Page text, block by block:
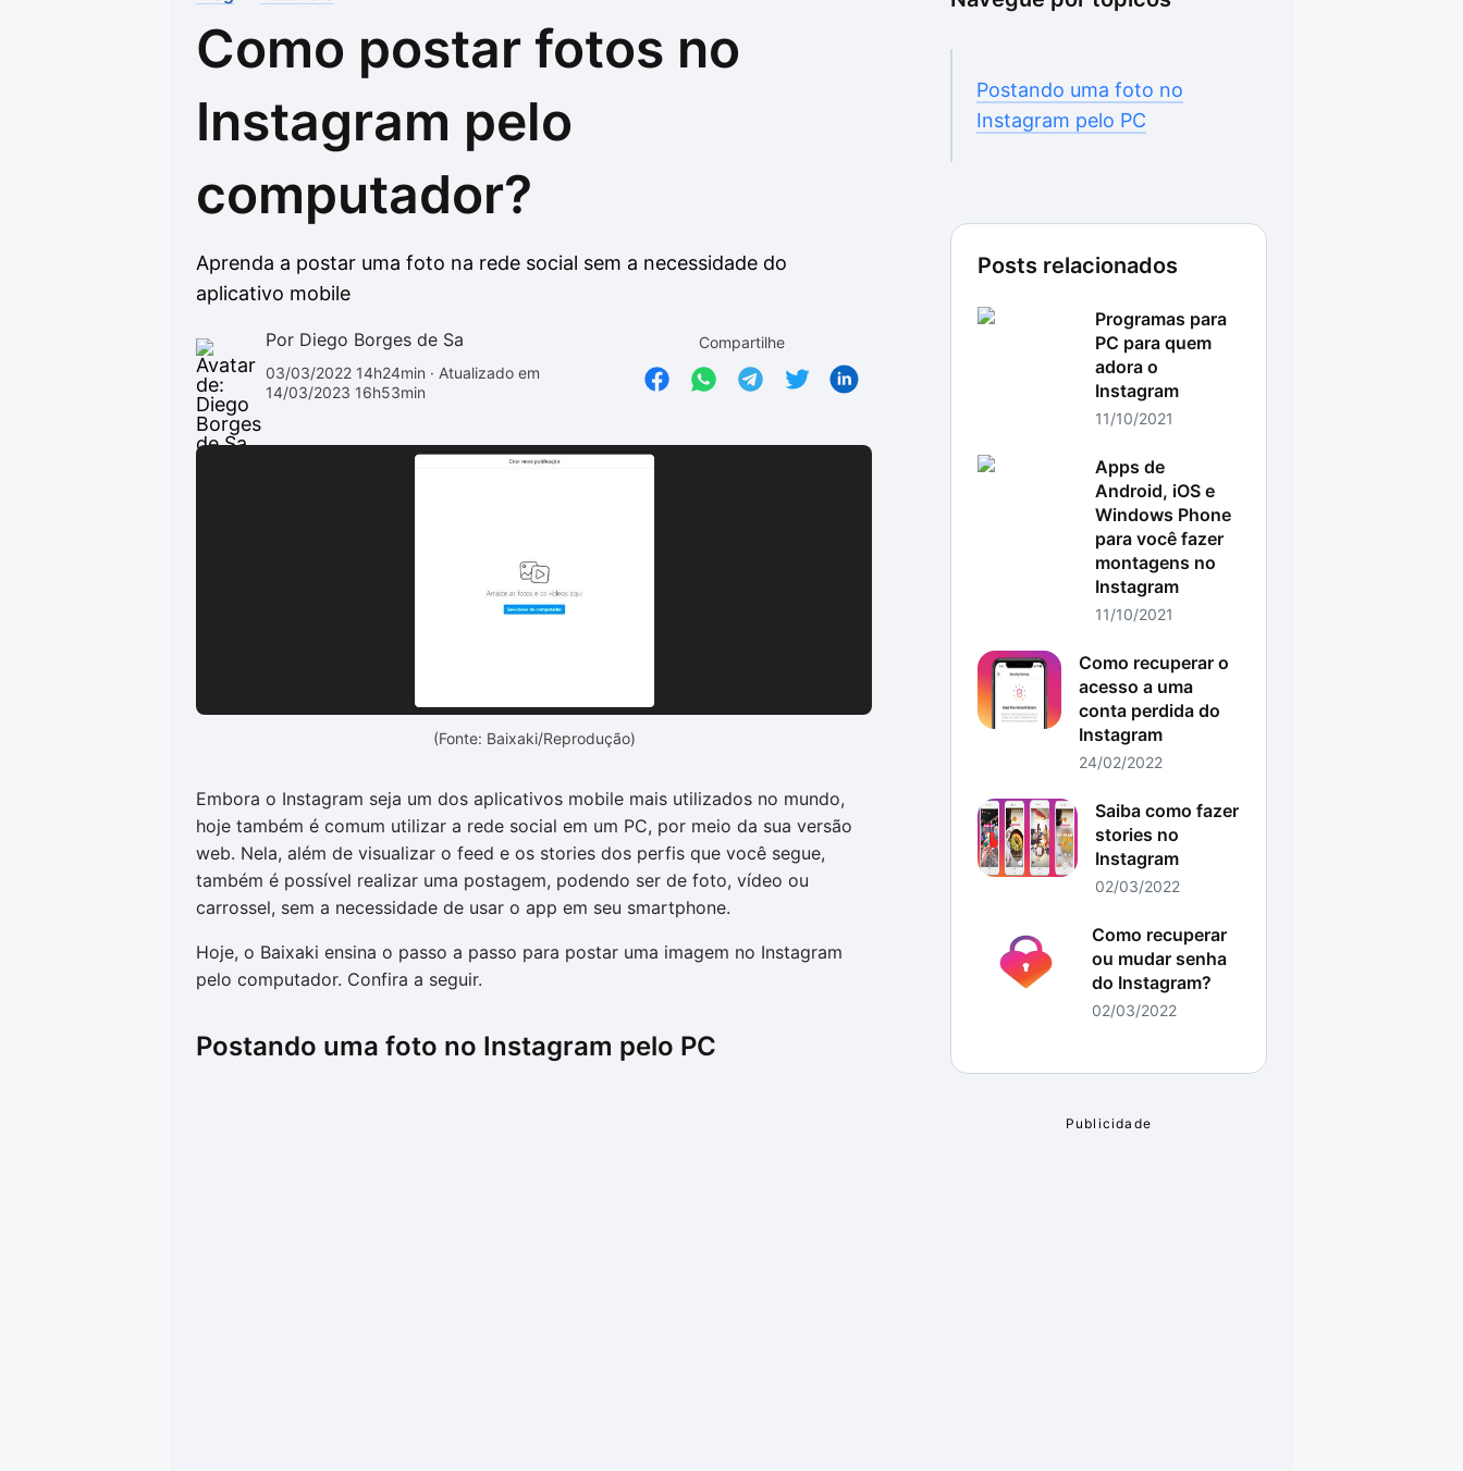
Drivers
Outros
Como postar fotos no
Instagram pelo
computador?
Aprenda a postar uma foto na rede social sem a necessidade do
aplicativo mobile
Por Diego Borges de Sa
03/03/2022 14h24min · Atualizado em
14/03/2023 16h53min
Compartilhe
(Fonte: Baixaki/Reprodução)
Embora o Instagram seja um dos aplicativos mobile mais utilizados no mundo,
hoje também é comum utilizar a rede social em um PC, por meio da sua versão
web. Nela, além de visualizar o feed e os stories dos perfis que você segue,
também é possível realizar uma postagem, podendo ser de foto, vídeo ou
carrossel, sem a necessidade de usar o app em seu smartphone.
Hoje, o Baixaki ensina o passo a passo para postar uma imagem no Instagram
pelo computador. Confira a seguir.
Postando uma foto no Instagram pelo PC
Postando uma foto no
Instagram pelo PC
Posts relacionados
Programas para
PC para quem
adora o
Instagram
11/10/2021
Apps de
Android, iOS e
Windows Phone
para você fazer
montagens no
Instagram
11/10/2021
Como recuperar o
acesso a uma
conta perdida do
Instagram
24/02/2022
Saiba como fazer
stories no
Instagram
02/03/2022
Como recuperar
ou mudar senha
do Instagram?
02/03/2022